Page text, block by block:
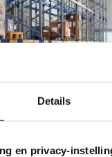
Details
en privacy-